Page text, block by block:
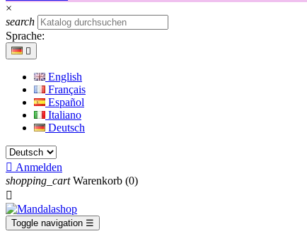
×
search
Sprache:

English
Français
Español
Italiano
Deutsch
 Anmelden
shopping_cart Warenkorb (0)

Toggle navigation ☰